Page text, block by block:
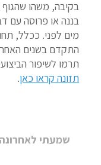
בננה או פרוסה עם
מים לפני. ככלל,
התקדם בשנים
תרמו לשיפור
תזונה קראו כאן.
שמעתי